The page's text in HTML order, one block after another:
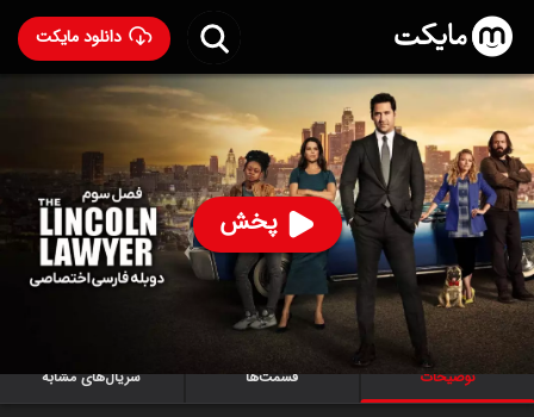
دانلود مایکت
پخش
سریال وکیل لینکلن با دوبله فارسی - The Lincoln Lawyer
2022
۶۱ 91% ۷.۸
ساخت آمریکا سال 2022
رده سنی ۱۸+
سریال
جنایی درام
توضیحات قسمت‌ها سریال‌های مشابه